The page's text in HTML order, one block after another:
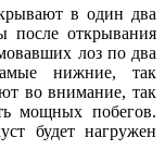
в один два
после открывания
лоз по два
нижние, так
во внимание, так
мощных побегов.
будет нагружен